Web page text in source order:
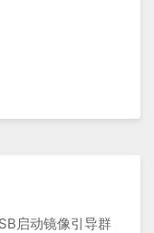
启动镜像引导群